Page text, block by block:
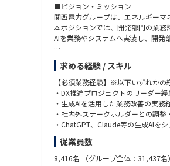
■ビジョン・ミッション
関西電力グループは、エネルギーマ
本ポジションでは、開発部門の業務
AIを業務やシステムへ実装し、開発
■職務内容
開発部門における生成AI活用推進の
①生成AIを活用した業務改革の企画
開発部門の各業務を対象に、生成AI
・現場メンバーへのヒアリング、業
・生成AI活用テーマの企画立案
・PoC計画、推進計画の策定
求める経験 / スキル
【必須業務経験】※以下いずれかの
・DX推進プロジェクトのリーダー
・生成AIを活用した業務改善の実務
・社内外ステークホルダーとの調整
・ChatGPT、Claude等の生成AIを
・生成AIを活用した業務改善または
【歓迎業務経験】
従業員数
8,416名 （グループ全体：31,437名）